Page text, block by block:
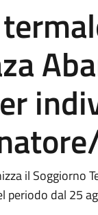
il Soggiorno
periodo dal 25